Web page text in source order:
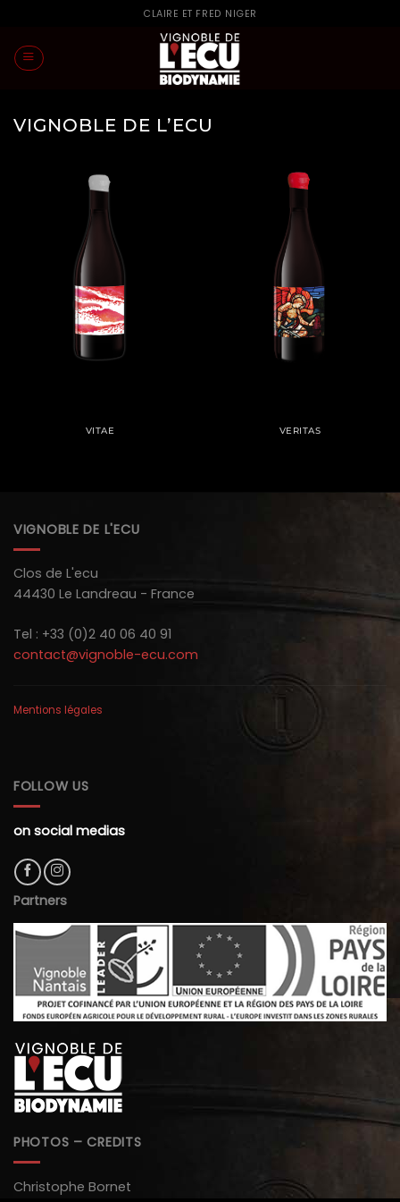
content
CLAIRE ET FRED NIGER
VIGNOBLE DE L’ECU
VITAE VERITAS
VIGNOBLE DE L'ECU
Clos de L'ecu
44430 Le Landreau - France
Tel : +33 (0)2 40 06 40 91
contact@vignoble-ecu.com
Mentions légales
FOLLOW US
on social medias
Partners
PHOTOS – CREDITS
Christophe Bornet